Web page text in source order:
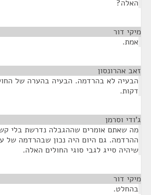
האלה?
מיקי דור
אמת.
זאב אהרונסון
דקות.
ג'ודי וסרמן
מה שאתם אומרים שההגבלה נדרשת בלי
שיהיה סייג לגבי סוגי החולים האלה.
מיקי דור
בהחלט.